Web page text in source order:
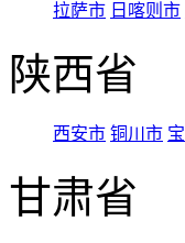
拉萨市 日喀则市
陕西省
西安市 铜川市
甘肃省